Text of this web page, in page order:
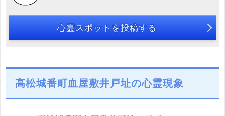
心霊スポットを投稿する
高松城番町血屋敷井戸址の心霊現象